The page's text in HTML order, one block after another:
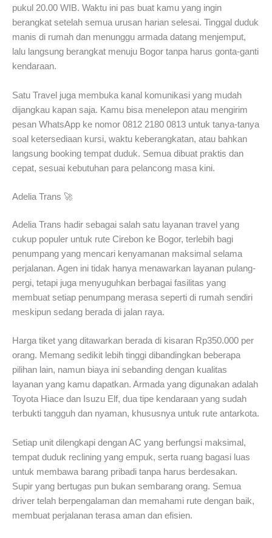
pukul 20.00 WIB. Waktu ini pas buat kamu yang ingin
berangkat setelah semua urusan harian selesai. Tinggal duduk
manis di rumah dan menunggu armada datang menjemput,
lalu langsung berangkat menuju Bogor tanpa harus gonta-ganti
kendaraan.
Satu Travel juga membuka kanal komunikasi yang mudah
dijangkau kapan saja. Kamu bisa menelepon atau mengirim
pesan WhatsApp ke nomor 0812 2180 0813 untuk tanya-tanya
soal ketersediaan kursi, waktu keberangkatan, atau bahkan
langsung booking tempat duduk. Semua dibuat praktis dan
cepat, sesuai kebutuhan para pelancong masa kini.
Adelia Trans 🚀
Adelia Trans hadir sebagai salah satu layanan travel yang
cukup populer untuk rute Cirebon ke Bogor, terlebih bagi
penumpang yang mencari kenyamanan maksimal selama
perjalanan. Agen ini tidak hanya menawarkan layanan pulang-
pergi, tetapi juga menyuguhkan berbagai fasilitas yang
membuat setiap penumpang merasa seperti di rumah sendiri
meskipun sedang berada di jalan raya.
Harga tiket yang ditawarkan berada di kisaran Rp350.000 per
orang. Memang sedikit lebih tinggi dibandingkan beberapa
pilihan lain, namun biaya ini sebanding dengan kualitas
layanan yang kamu dapatkan. Armada yang digunakan adalah
Toyota Hiace dan Isuzu Elf, dua tipe kendaraan yang sudah
terbukti tangguh dan nyaman, khususnya untuk rute antarkota.
Setiap unit dilengkapi dengan AC yang berfungsi maksimal,
tempat duduk reclining yang empuk, serta ruang bagasi luas
untuk membawa barang pribadi tanpa harus berdesakan.
Supir yang bertugas pun bukan sembarang orang. Semua
driver telah berpengalaman dan memahami rute dengan baik,
membuat perjalanan terasa aman dan efisien.